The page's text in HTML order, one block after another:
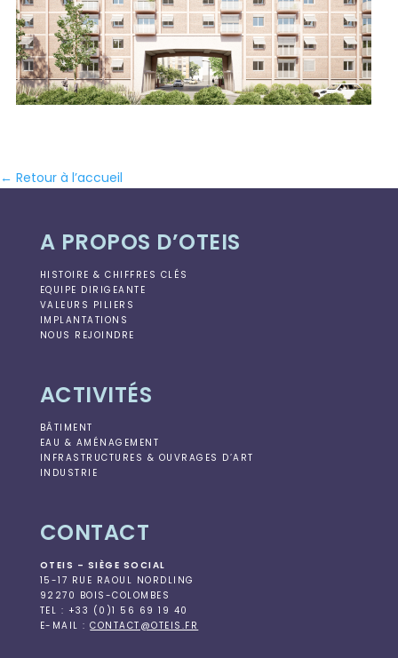
← Retour à l’accueil
A PROPOS D’OTEIS
HISTOIRE & CHIFFRES CLÉS
EQUIPE DIRIGEANTE
VALEURS PILIERS
IMPLANTATIONS
NOUS REJOINDRE
ACTIVITÉS
BÂTIMENT
EAU & AMÉNAGEMENT
INFRASTRUCTURES & OUVRAGES D’ART
INDUSTRIE
CONTACT
OTEIS – SIÈGE SOCIAL
15-17 RUE RAOUL NORDLING
92270 BOIS-COLOMBES
TEL : +33 (0)1 56 69 19 40
E-MAIL :CONTACT@OTEIS.FR